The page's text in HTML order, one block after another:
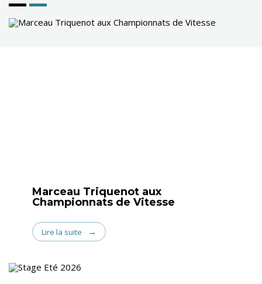
Marceau Triquenot aux
Championnats de Vitesse
Lire la suite